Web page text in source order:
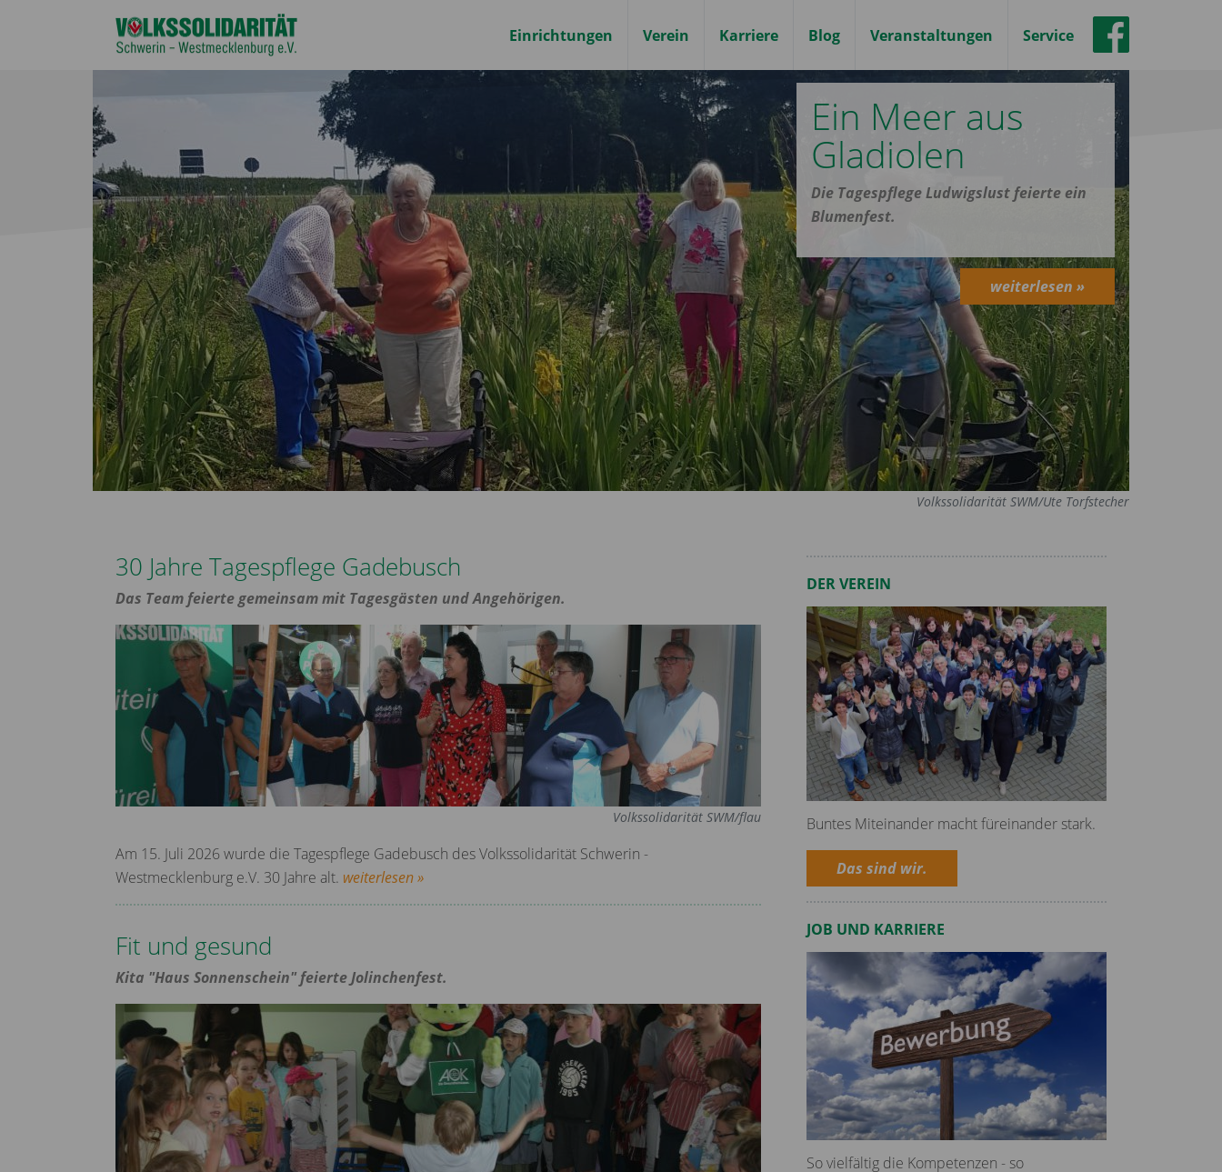
Einrichtungen Verein Karriere Blog Veranstaltungen Service
Volkssolidarität SWM/Ute Torfstecher
Ein Meer aus
Gladiolen
Die Tagespflege Ludwigslust feierte ein
Blumenfest.
weiterlesen »
30 Jahre Tagespflege Gadebusch
Das Team feierte gemeinsam mit Tagesgästen und Angehörigen.
Volkssolidarität SWM/flau
Am 15. Juli 2026 wurde die Tagespflege Gadebusch des Volkssolidarität Schwerin -
Westmecklenburg e.V. 30 Jahre alt. weiterlesen »
Fit und gesund
Kita "Haus Sonnenschein" feierte Jolinchenfest.
DER VEREIN
Buntes Miteinander macht füreinander stark.
Das sind wir.
JOB UND KARRIERE
So vielfältig die Kompetenzen - so